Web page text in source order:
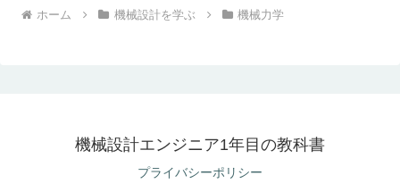
ホーム 機械設計を学ぶ 機械力学
機械設計エンジニア1年目の教科書
プライバシーポリシー